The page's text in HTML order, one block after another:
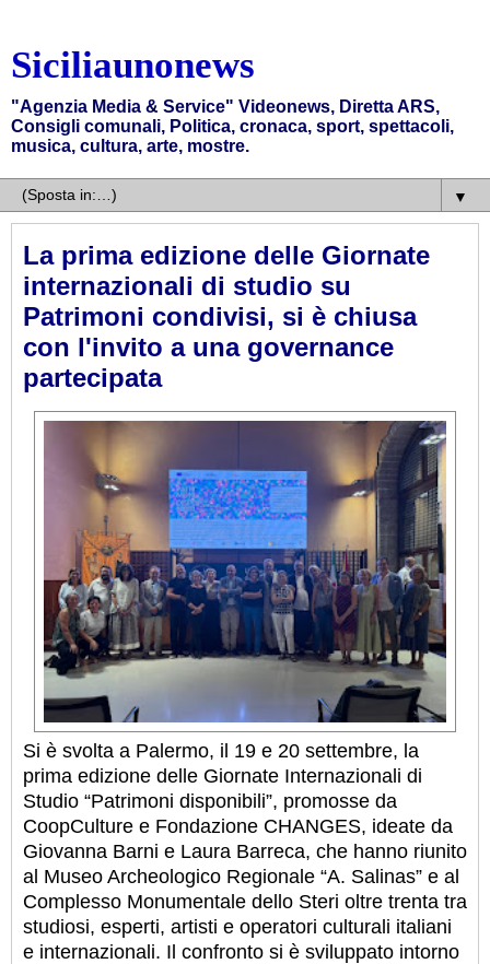
Siciliaunonews
"Agenzia Media & Service" Videonews, Diretta ARS,
Consigli comunali, Politica, cronaca, sport, spettacoli,
musica, cultura, arte, mostre.
▼
La prima edizione delle Giornate
internazionali di studio su
Patrimoni condivisi, si è chiusa
con l'invito a una governance
partecipata
Si è svolta a Palermo, il 19 e 20 settembre, la
prima edizione delle Giornate Internazionali di
Studio “Patrimoni disponibili”, promosse da
CoopCulture e Fondazione CHANGES, ideate da
Giovanna Barni e Laura Barreca, che hanno riunito
al Museo Archeologico Regionale “A. Salinas” e al
Complesso Monumentale dello Steri oltre trenta tra
studiosi, esperti, artisti e operatori culturali italiani
e internazionali. Il confronto si è sviluppato intorno